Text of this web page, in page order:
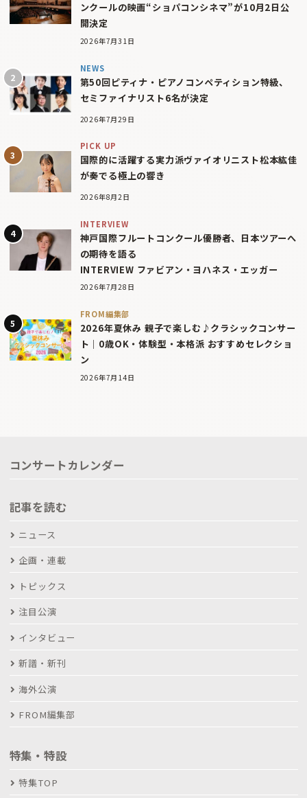
ンクールの映画“ショパコンシネマ”が10月2日公
開決定
2026年7月31日
NEWS
第50回ピティナ・ピアノコンペティション特級、
セミファイナリスト6名が決定
2026年7月29日
PICK UP
国際的に活躍する実力派ヴァイオリニスト松本紘佳
が奏でる極上の響き
2026年8月2日
INTERVIEW
神戸国際フルートコンクール優勝者、日本ツアーへ
の期待を語る
INTERVIEW ファビアン・ヨハネス・エッガー
2026年7月28日
FROM編集部
2026年夏休み 親子で楽しむ♪クラシックコンサー
ト｜0歳OK・体験型・本格派 おすすめセレクショ
ン
2026年7月14日
コンサートカレンダー
記事を読む
ニュース
企画・連載
トピックス
注目公演
インタビュー
新譜・新刊
海外公演
FROM編集部
特集・特設
特集TOP